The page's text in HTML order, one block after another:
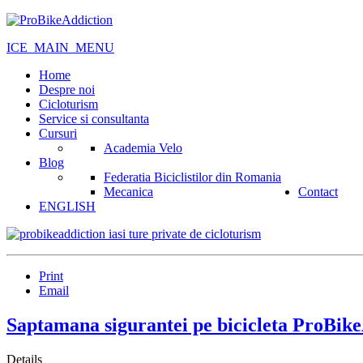
ICE_MAIN_MENU
Home
Despre noi
Cicloturism
Service si consultanta
Cursuri
Academia Velo
Blog
Federatia Biciclistilor din Romania
Mecanica
Contact
ENGLISH
Print
Email
Saptamana sigurantei pe bicicleta
Details